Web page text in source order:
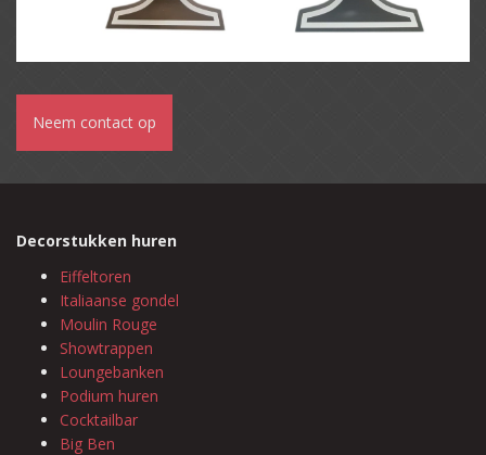
Neem contact op
Decorstukken huren
Eiffeltoren
Italiaanse gondel
Moulin Rouge
Showtrappen
Loungebanken
Podium huren
Cocktailbar
Big Ben